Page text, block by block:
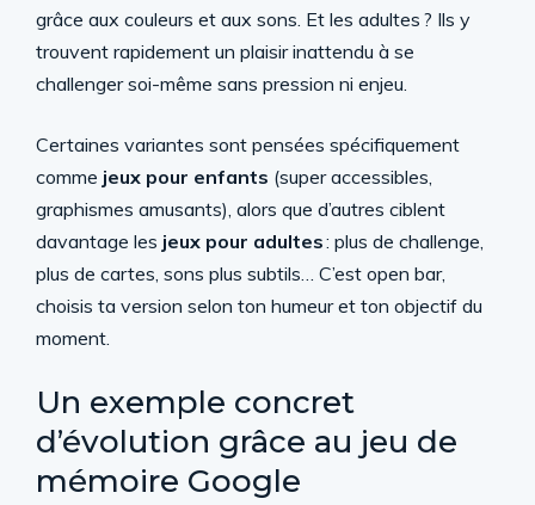
grâce aux couleurs et aux sons. Et les adultes ? Ils y
trouvent rapidement un plaisir inattendu à se
challenger soi-même sans pression ni enjeu.
Certaines variantes sont pensées spécifiquement
comme jeux pour enfants (super accessibles,
graphismes amusants), alors que d’autres ciblent
davantage les jeux pour adultes: plus de challenge,
plus de cartes, sons plus subtils… C’est open bar,
choisis ta version selon ton humeur et ton objectif du
moment.
Un exemple concret
d’évolution grâce au jeu de
mémoire Google